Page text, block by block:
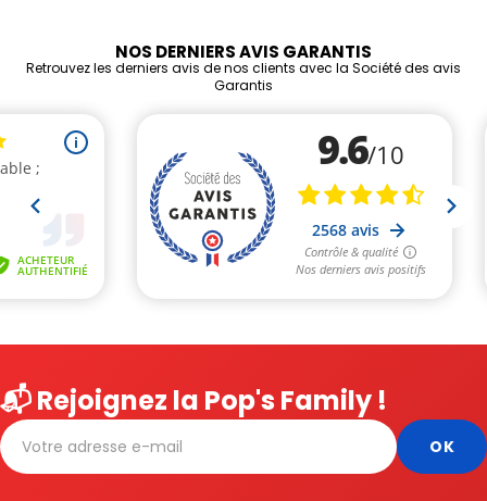
NOS DERNIERS AVIS GARANTIS
Retrouvez les derniers avis de nos clients avec la Société des avis
Garantis
📬 Rejoignez la Pop's Family !